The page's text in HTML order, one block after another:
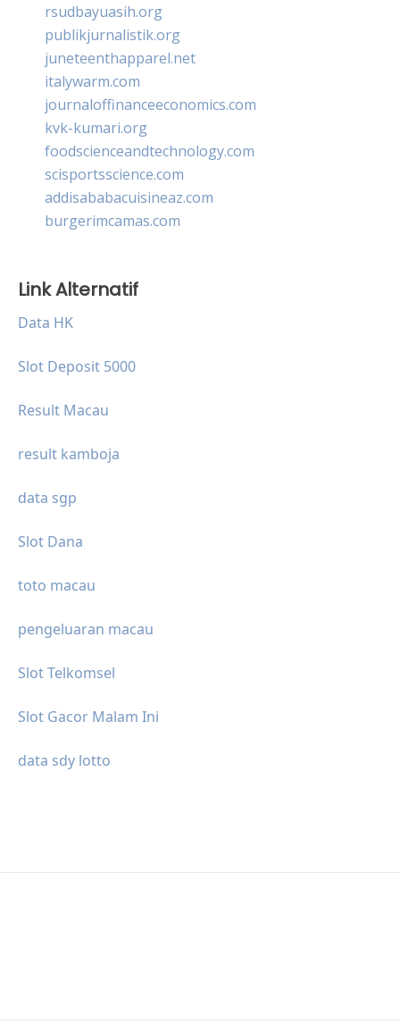
rsudbayuasih.org
publikjurnalistik.org
juneteenthapparel.net
italywarm.com
journaloffinanceeconomics.com
kvk-kumari.org
foodscienceandtechnology.com
scisportsscience.com
addisababacuisineaz.com
burgerimcamas.com
Link Alternatif
Data HK
Slot Deposit 5000
Result Macau
result kamboja
data sgp
Slot Dana
toto macau
pengeluaran macau
Slot Telkomsel
Slot Gacor Malam Ini
data sdy lotto